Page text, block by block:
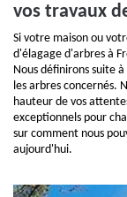
vos travaux
Si votre maison ou
d'élagage d'arbres à
Nous définirons suite
les arbres concernés.
hauteur de vos
exceptionnels pour
sur comment nous
aujourd'hui.